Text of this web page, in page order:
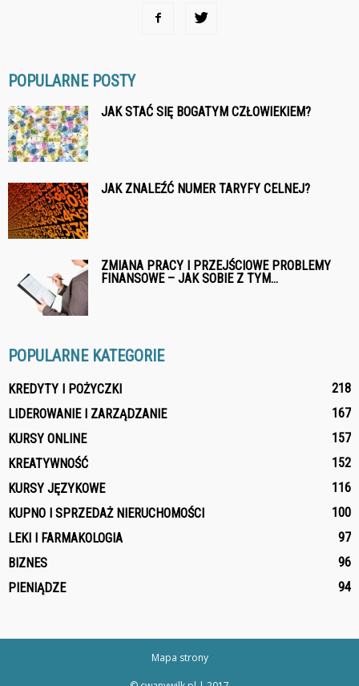
POPULARNE POSTY
JAK STAĆ SIĘ BOGATYM CZŁOWIEKIEM?
JAK ZNALEŹĆ NUMER TARYFY CELNEJ?
ZMIANA PRACY I PRZEJŚCIOWE PROBLEMY
FINANSOWE – JAK SOBIE Z TYM...
POPULARNE KATEGORIE
KREDYTY I POŻYCZKI
218
LIDEROWANIE I ZARZĄDZANIE
167
KURSY ONLINE
157
KREATYWNOŚĆ
152
KURSY JĘZYKOWE
116
KUPNO I SPRZEDAŻ NIERUCHOMOŚCI
100
LEKI I FARMAKOLOGIA
97
BIZNES
96
PIENIĄDZE
94
Mapa strony